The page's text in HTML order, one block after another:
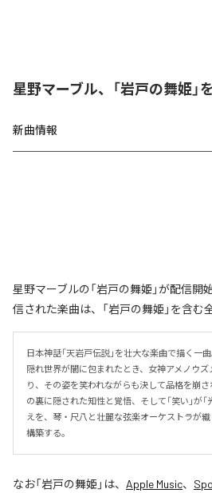
星野マーブル、「岩戸の舞姫」
新曲情報
星野マーブルの「岩戸の舞姫」が配信
信された楽曲は、「岩戸の舞姫」を含む
日本神話「天岩戸伝説」を壮大な楽曲で描く一
隠れ世界が闇に包まれたとき、女神アメノウ
り、その姿を笑われながらも決して品格を崩
の裏に隠された知性と覚悟、そして「笑い」が
えを、琴・尺八と壮麗な弦楽オーケストラが
構築する。
なお「岩戸の舞姫 」は、 Apple Music、